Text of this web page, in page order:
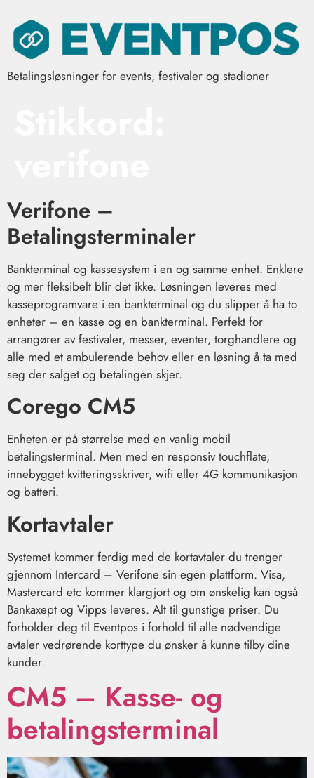
Betalingsløsninger for events, festivaler og stadioner
Verifone –
Betalingsterminaler
Bankterminal og kassesystem i en og samme enhet. Enklere
og mer fleksibelt blir det ikke. Løsningen leveres med
kasseprogramvare i en bankterminal og du slipper å ha to
enheter – en kasse og en bankterminal. Perfekt for
arrangører av festivaler, messer, eventer, torghandlere og
alle med et ambulerende behov eller en løsning å ta med
seg der salget og betalingen skjer.
Corego CM5
Enheten er på størrelse med en vanlig mobil
betalingsterminal. Men med en responsiv touchflate,
innebygget kvitteringsskriver, wifi eller 4G kommunikasjon
og batteri.
Kortavtaler
Systemet kommer ferdig med de kortavtaler du trenger
gjennom Intercard – Verifone sin egen plattform. Visa,
Mastercard etc kommer klargjort og om ønskelig kan også
Bankaxept og Vipps leveres. Alt til gunstige priser. Du
forholder deg til Eventpos i forhold til alle nødvendige
avtaler vedrørende korttype du ønsker å kunne tilby dine
kunder.
CM5 – Kasse- og
betalingsterminal